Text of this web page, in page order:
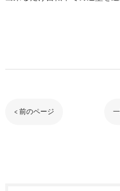
< 前のページ